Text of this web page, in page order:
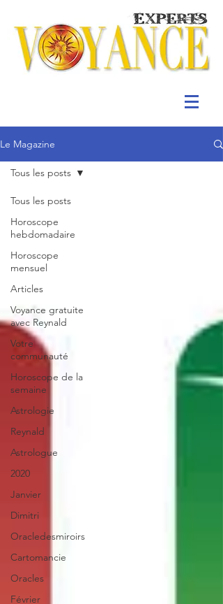
Le Magazine
Tous les posts
Horoscope
hebdomadaire
Horoscope
mensuel
Articles
Voyance gratuite
avec Reynald
Votre
communauté
Horoscope de la
semaine
Astrologie
Reynald
Astrologue
2020
Janvier
Dimitri
Oracledesmiroirs
Cartomancie
Oracles
Février
Tous les posts